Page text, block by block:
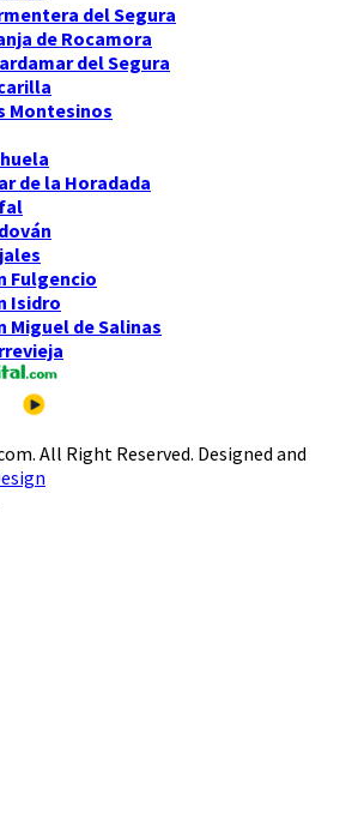
del Segura
de Rocamora
del Segura
Montesinos
de la Horadada
Fulgencio
Isidro
Miguel de Salinas
All Right Reserved. Designed and